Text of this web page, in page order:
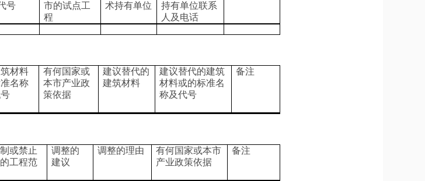
号
市的试点工
程
术持有单位
持有单位联系
人及电话
材料
名称
有何国家或
本市产业政
策依据
建议替代的
建筑材料
建议替代的建筑
材料或的标准名
称及代号
备注
或禁止
工程范
调整的
建议
调整的理由
有何国家或本市
产业政策依据
备注